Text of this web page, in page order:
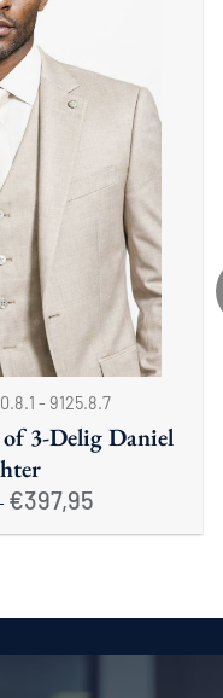
- 9125.8.7
3-Delig Daniel
€397,95